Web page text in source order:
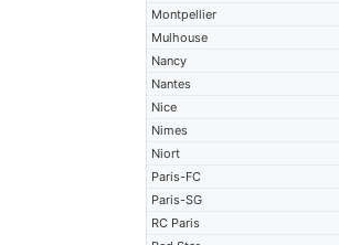
Montpellier
Mulhouse
Nancy
Nantes
Nice
Nimes
Niort
Paris-FC
Paris-SG
RC Paris